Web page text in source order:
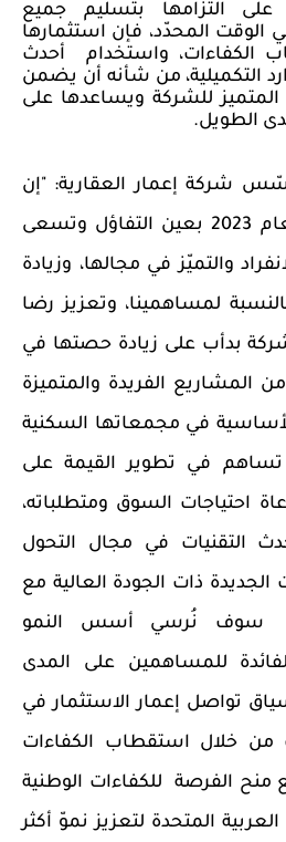
التزامها بتسليم جميع
الوقت المحدّد، فإن استثمارها
الكفاءات، واستخدام
أحدث
التكميلية، من شأنه أن يضمن
المتميز للشركة ويساعدها على
الطويل.
شركة إعمار العقارية: "إن
المجموعة تنظر إلى العام 2023 بعين التفاؤل وتسعى
والتميّز في مجالها، وزيادة
لمساهمينا، وتعزيز رضا
بدأب على زيادة حصتها في
المشاريع الفريدة والمتميزة
في مجمعاتها السكنية
تساهم في تطوير القيمة على
احتياجات السوق ومتطلباته،
التقنيات في مجال التحول
الجديدة ذات الجودة العالية مع
سوف نُرسي أسس النمو
للمساهمين على المدى
تواصل إعمار الاستثمار في
من خلال استقطاب الكفاءات
منح الفرصة
للكفاءات الوطنية
العربية المتحدة لتعزيز نموّ أكثر